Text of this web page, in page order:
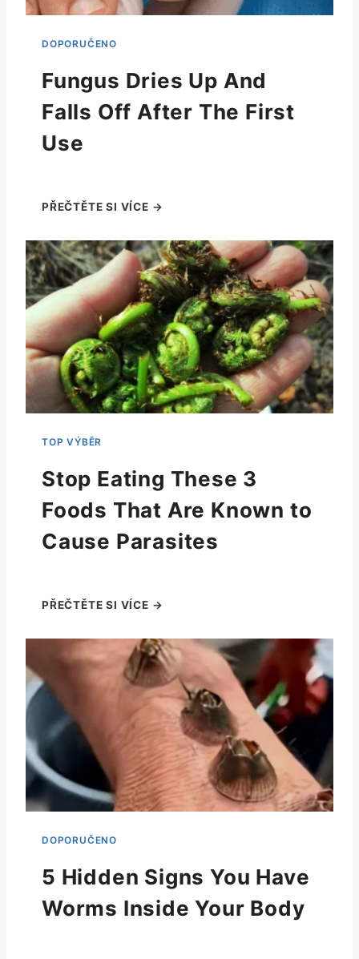
Fungus Dries Up And
Falls Off After The First
Use
Stop Eating These 3
Foods That Are Known to
Cause Parasites
5 Hidden Signs You Have
Worms Inside Your Body